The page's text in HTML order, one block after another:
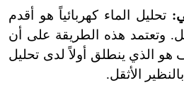
تحليل الماء كهربائياً هو أقدم
وتعتمد هذه الطريقة على أن
هو الذي ينطلق أولاً لدى تحليل
الأثقل.